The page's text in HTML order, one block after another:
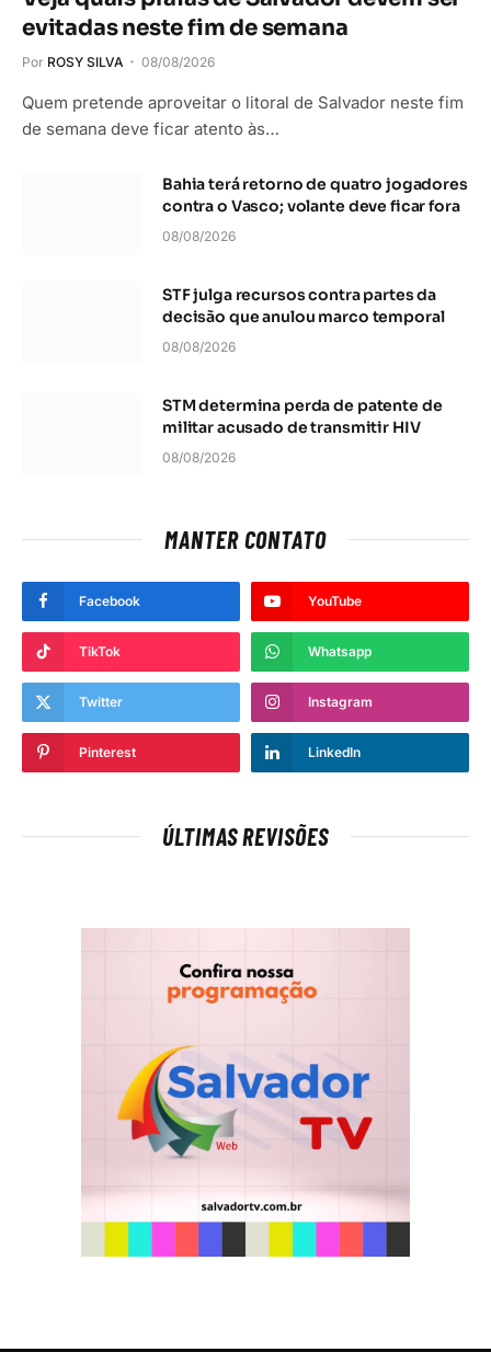
evitadas neste fim de semana
Por ROSY SILVA 08/08/2026
Quem pretende aproveitar o litoral de Salvador neste fim
de semana deve ficar atento às…
Bahia terá retorno de quatro jogadores
contra o Vasco; volante deve ficar fora
08/08/2026
STF julga recursos contra partes da
decisão que anulou marco temporal
08/08/2026
STM determina perda de patente de
militar acusado de transmitir HIV
08/08/2026
MANTER CONTATO
Facebook YouTube
TikTok Whatsapp
Twitter Instagram
Pinterest LinkedIn
ÚLTIMAS REVISÕES